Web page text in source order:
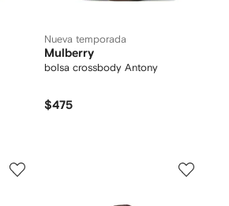
Nueva temporada
Mulberry
bolsa crossbody Antony
$475